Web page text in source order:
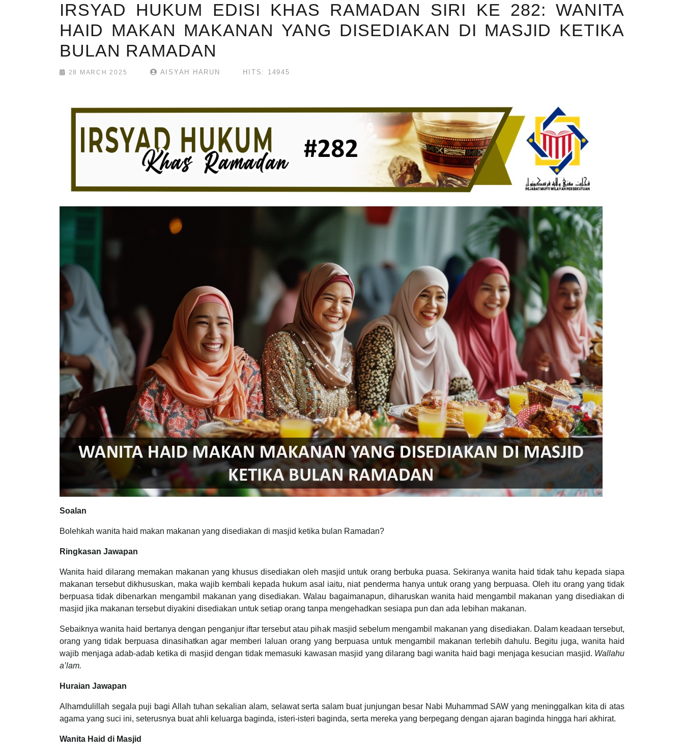
IRSYAD HUKUM EDISI KHAS RAMADAN SIRI KE 282: WANITA
HAID MAKAN MAKANAN YANG DISEDIAKAN DI MASJID KETIKA
BULAN RAMADAN
28 MARCH 2025 AISYAH HARUN HITS: 14945
Soalan
Bolehkah wanita haid makan makanan yang disediakan di masjid ketika bulan Ramadan?
Ringkasan Jawapan
Wanita haid dilarang memakan makanan yang khusus disediakan oleh masjid untuk orang berbuka puasa. Sekiranya wanita haid tidak tahu kepada siapa
makanan tersebut dikhususkan, maka wajib kembali kepada hukum asal iaitu, niat penderma hanya untuk orang yang berpuasa. Oleh itu orang yang tidak
berpuasa tidak dibenarkan mengambil makanan yang disediakan. Walau bagaimanapun, diharuskan wanita haid mengambil makanan yang disediakan di
masjid jika makanan tersebut diyakini disediakan untuk setiap orang tanpa mengehadkan sesiapa pun dan ada lebihan makanan.
Sebaiknya wanita haid bertanya dengan penganjur iftar tersebut atau pihak masjid sebelum mengambil makanan yang disediakan. Dalam keadaan tersebut,
orang yang tidak berpuasa dinasihatkan agar memberi laluan orang yang berpuasa untuk mengambil makanan terlebih dahulu. Begitu juga, wanita haid
wajib menjaga adab-adab ketika di masjid dengan tidak memasuki kawasan masjid yang dilarang bagi wanita haid bagi menjaga kesucian masjid. Wallahu
a’lam.
Huraian Jawapan
Alhamdulillah segala puji bagi Allah tuhan sekalian alam, selawat serta salam buat junjungan besar Nabi Muhammad SAW yang meninggalkan kita di atas
agama yang suci ini, seterusnya buat ahli keluarga baginda, isteri-isteri baginda, serta mereka yang berpegang dengan ajaran baginda hingga hari akhirat.
Wanita Haid di Masjid